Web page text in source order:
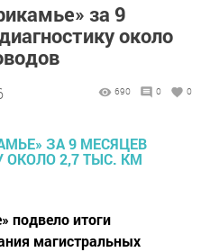
за 9
около
690 0 0
подвело итоги
магистральных